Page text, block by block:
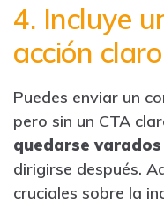
4. Incluye
acción
Puedes enviar un
pero sin un CTA
quedarse varados
dirigirse después.
cruciales sobre la